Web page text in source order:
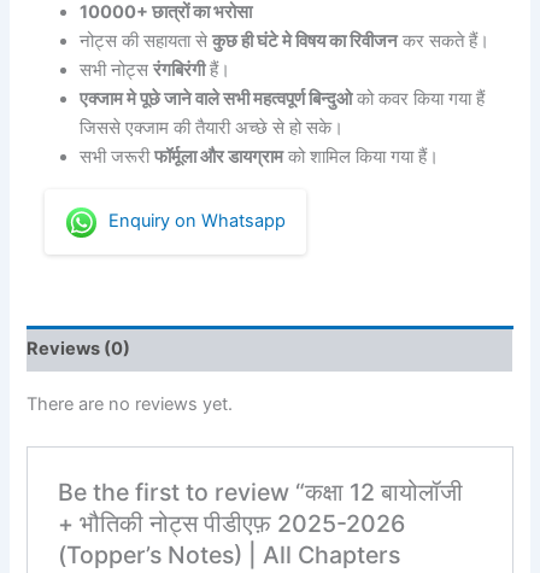
10000+ छात्रों का भरोसा
नोट्स की सहायता सेकुछ ही घंटे मे विषय का रिवीजनकर सकते हैं।
सभी नोट्सरंगबिरंगीहैं।
एक्जाम मे पूछे जाने वाले सभी महत्वपूर्ण बिन्दुओको कवर किया गया हैं
जिससे एक्जाम की तैयारी अच्छे से हो सके।
सभी जरूरीफॉर्मूला और डायग्रामको शामिल किया गया हैं।
Enquiry on Whatsapp
Reviews (0)
There are no reviews yet.
Be the first to review “कक्षा 12 बायोलॉजी
+ भौतिकी नोट्स पीडीएफ़ 2025-2026
(Topper’s Notes) | All Chapters